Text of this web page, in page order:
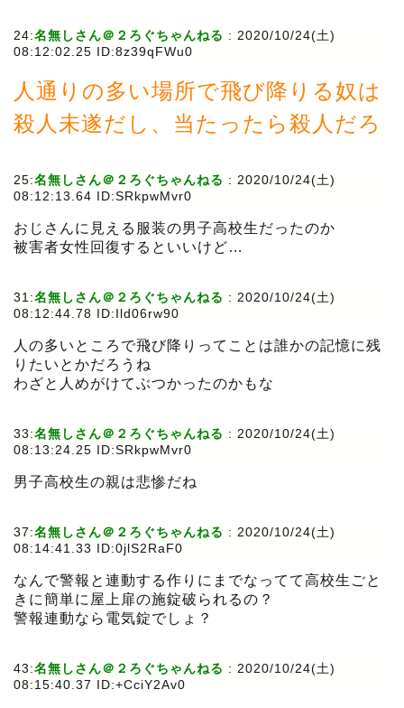
24:名無しさん＠２ろぐちゃんねる : 2020/10/24(土)
08:12:02.25 ID:8z39qFWu0
人通りの多い場所で飛び降りる奴は
殺人未遂だし、当たったら殺人だろ
25:名無しさん＠２ろぐちゃんねる : 2020/10/24(土)
08:12:13.64 ID:SRkpwMvr0
おじさんに見える服装の男子高校生だったのか
被害者女性回復するといいけど…
31:名無しさん＠２ろぐちゃんねる : 2020/10/24(土)
08:12:44.78 ID:Ild06rw90
人の多いところで飛び降りってことは誰かの記憶に残
りたいとかだろうね
わざと人めがけてぶつかったのかもな
33:名無しさん＠２ろぐちゃんねる : 2020/10/24(土)
08:13:24.25 ID:SRkpwMvr0
男子高校生の親は悲惨だね
37:名無しさん＠２ろぐちゃんねる : 2020/10/24(土)
08:14:41.33 ID:0jlS2RaF0
なんで警報と連動する作りにまでなってて高校生ごと
きに簡単に屋上扉の施錠破られるの？
警報連動なら電気錠でしょ？
43:名無しさん＠２ろぐちゃんねる : 2020/10/24(土)
08:15:40.37 ID:+CciY2Av0